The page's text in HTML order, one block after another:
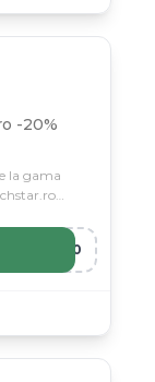
-20%
la gama
R20